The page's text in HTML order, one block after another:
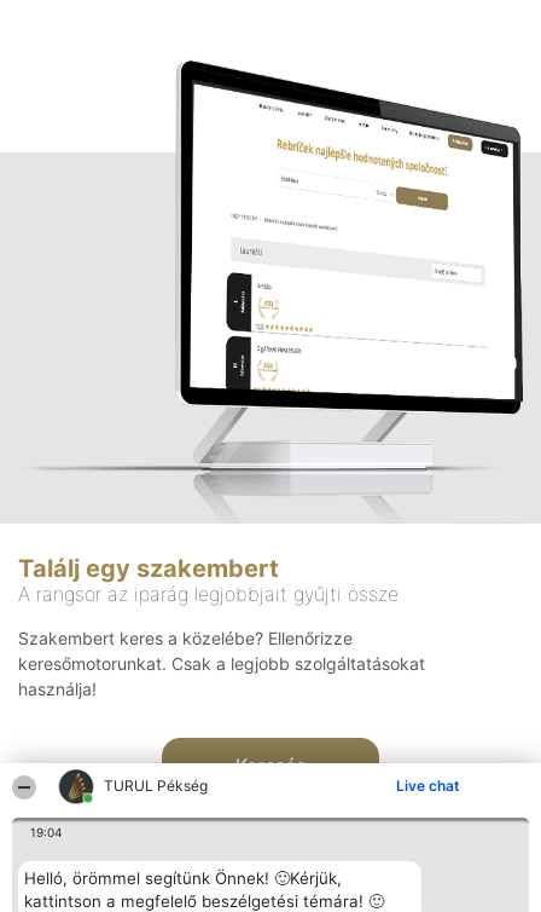
TURUL Pékség Live chat
19:04
Helló, örömmel segítünk Önnek! 🙂Kérjük,
kattintson a megfelelő beszélgetési témára! 🙂
Találj egy szakembert
A rangsor az iparág legjobbjait gyűjti össze
Szakembert keres a közelébe? Ellenőrizze
keresőmotorunkat. Csak a legjobb szolgáltatásokat
használja!
Keresés